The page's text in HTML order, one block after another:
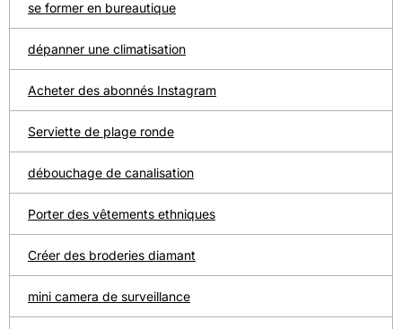
se former en bureautique
dépanner une climatisation
Acheter des abonnés Instagram
Serviette de plage ronde
débouchage de canalisation
Porter des vêtements ethniques
Créer des broderies diamant
mini camera de surveillance